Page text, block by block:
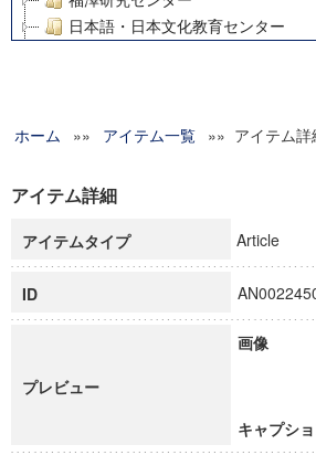
日本語・日本文化教育センター
グローバルリサーチインスティテュ
科学研究費補助金研究成果報告書
慶應義塾大学グローバルCOEプロ
慶應義塾大学グローバルCOEプロ
博士課程教育リーディングプログ
学術雑誌掲載論文等(8)
ホーム »» アイテム一覧 »» アイテム詳
アイテム詳細
アイテムタイプ Article
ID
プレビュー
画像
キャプシ